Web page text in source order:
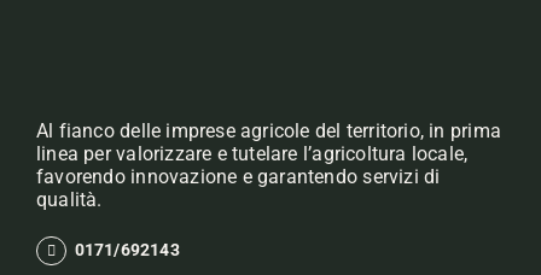
Al fianco delle imprese agricole del territorio, in prima
linea per valorizzare e tutelare l’agricoltura locale,
favorendo innovazione e garantendo servizi di
qualità.
0171/692143